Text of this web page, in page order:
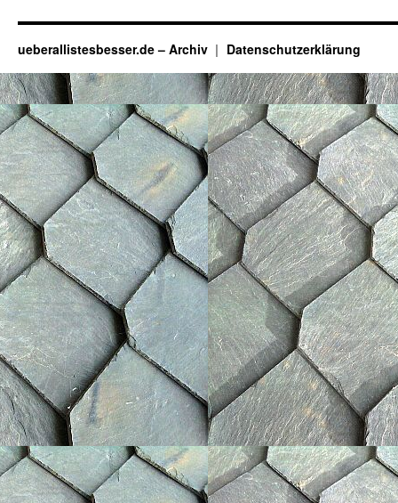
ueberallistesbesser.de – Archiv Datenschutzerklärung